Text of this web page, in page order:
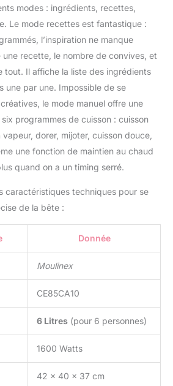
réparabilité 15 ans au
juste prix grâce à notre
réparateurs dans le
monde, pour contribuer
à la protection de
l’environnement et à la
réduction des déchets
CUISSON SANS
SURVEILLANCE : le
cuiseur haute pression
Cookeo gère la cuisson
vous ayez à intervenir ; il
relâche la pression,
maintient votre
préparation au chaud
automatiquement et
possède une fonction de
départ différé 6 MODES
DE CUISSON : cuire sous
vapeur (légumes), mijoter
lentement (viandes,
ragoûts) et réchauffer
FRITEUSE SANS HUILE :
ajoutez du croustillant à
vos plats grâce à
modes : ingrédients, recettes,
Le mode recettes est fantastique :
l’inspiration ne manque
une recette, le nombre de convives, et
tout. Il affiche la liste des ingrédients
une par une. Impossible de se
le mode manuel offre une
programmes de cuisson : cuisson
dorer, mijoter, cuisson douce,
une fonction de maintien au chaud
quand on a un timing serré.
caractéristiques techniques pour se
de la bête :
Donnée
Moulinex
CE85CA10
6 Litres (pour 6 personnes)
1600 Watts
42 x 40 x 37 cm